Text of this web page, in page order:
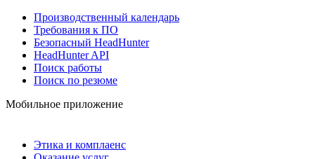
Производственный календарь
Требования к ПО
Безопасный HeadHunter
HeadHunter API
Поиск работы
Поиск по резюме
Мобильное приложение
Этика и комплаенс